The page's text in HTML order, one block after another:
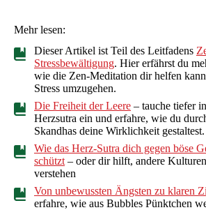
Mehr lesen:
Dieser Artikel ist Teil des Leitfadens
Stressbewältigung. Hier erfährst du
wie die Zen-Meditation dir helfen
Stress umzugehen.
Die Freiheit der Leere – tauche tiefer
Herzsutra ein und erfahre, wie du
Skandhas deine Wirklichkeit gestaltest.
Wie das Herz-Sutra dich gegen böse
schützt – oder dir hilft, andere
verstehen
Von unbewussten Ängsten zu klaren
erfahre, wie aus Bubbles Pünktchen